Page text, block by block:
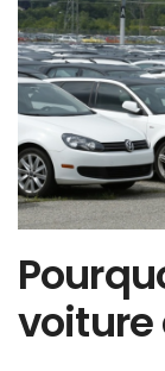
voiture